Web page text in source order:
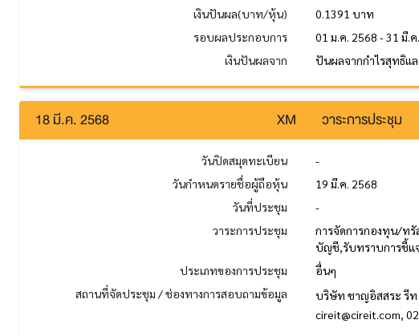
เงินปันผล(บาท/หุ้น)
0.1391 บาท
รอบผลประกอบการ
01 ม.ค. 2568 - 31 มี.
เงินปันผลจาก
ปันผลจากกำไรสุทธิแ
18 มี.ค. 2568 XM วาระการประชุม
วันปิดสมุดทะเบียน
-
วันกำหนดรายชื่อผู้ถือหุ้น
19 มี.ค. 2568
วันที่ประชุม
-
วาระการประชุม
การจัดการกองทุน/ทรั
บัญชี,รับทราบการชี้แ
ประเภทของการประชุม
อื่นๆ
สถานที่จัดประชุม / ช่องทางการสอบถามข้อมูล
บริษัท ชาญอิสสระ รีท
cireit@cireit.com,